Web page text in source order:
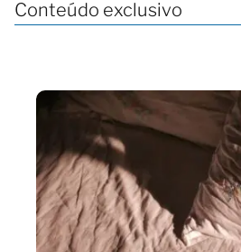
Conteúdo exclusivo